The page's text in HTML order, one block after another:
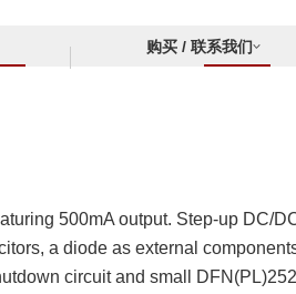
购买 / 联系我们
500mA output. Step-up DC/
a diode as external
circuit and small